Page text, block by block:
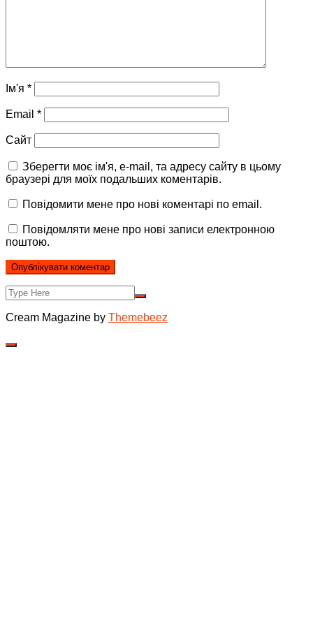
Ім'я *
Email *
Сайт
Зберегти моє ім'я, e-mail, та адресу сайту в цьому
браузері для моїх подальших коментарів.
Повідомити мене про нові коментарі по email.
Повідомляти мене про нові записи електронною
поштою.
Cream Magazine by Themebeez